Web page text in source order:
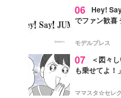
06 Hey!
でファン歓喜
モデルプレス
07
＜図々
も乗せてよ！
ママスタ☆セレ